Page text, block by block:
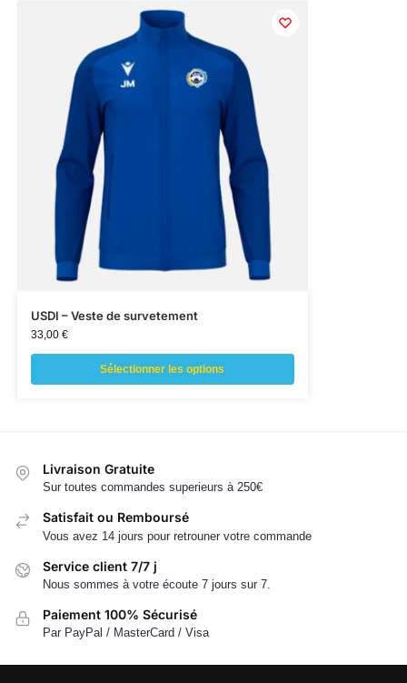
USDI – Veste de survetement
33,00 €
Sélectionner les options
Livraison Gratuite
Sur toutes commandes superieurs à 250€
Satisfait ou Remboursé
Vous avez 14 jours pour retrouner votre commande
Service client 7/7 j
Nous sommes à votre écoute 7 jours sur 7.
Paiement 100% Sécurisé
Par PayPal / MasterCard / Visa